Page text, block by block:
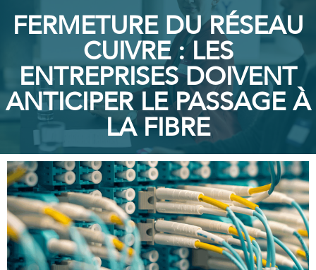
FERMETURE DU RÉSEAU
CUIVRE : LES
ENTREPRISES DOIVENT
ANTICIPER LE PASSAGE À
LA FIBRE